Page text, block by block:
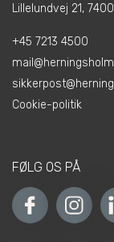
Lillelundvej 21,
+45 7213 4500
Cookie-politik
FØLG OS PÅ